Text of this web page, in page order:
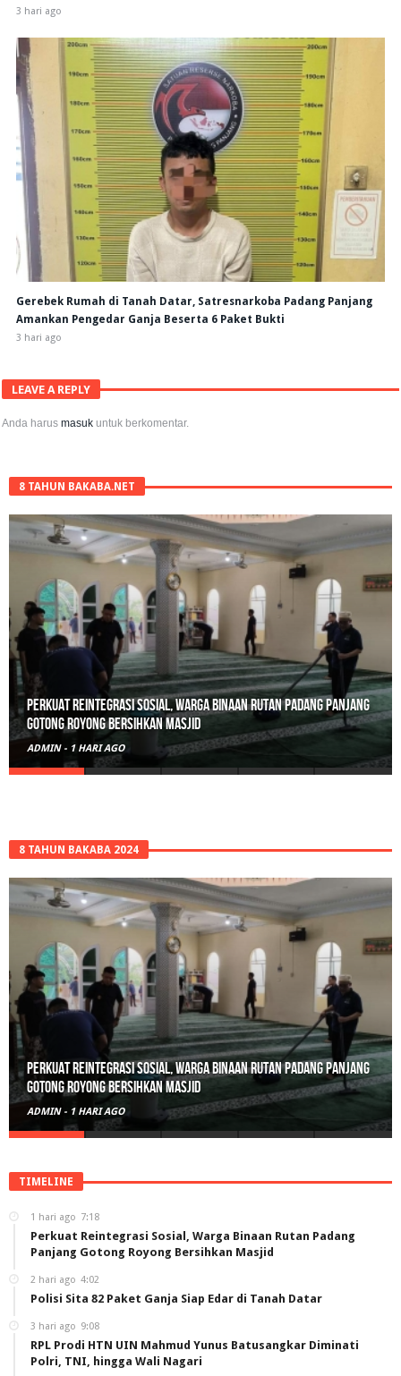
3 hari ago
Gerebek Rumah di Tanah Datar, Satresnarkoba Padang Panjang
Amankan Pengedar Ganja Beserta 6 Paket Bukti
3 hari ago
LEAVE A REPLY
Anda harusmasuk untuk berkomentar.
8 TAHUN BAKABA.NET
Polisi Sita 82 Paket Ganja Siap Edar di Tanah Datar
ADMIN - 2 HARI AGO
8 TAHUN BAKABA 2024
Polisi Sita 82 Paket Ganja Siap Edar di Tanah Datar
ADMIN - 2 HARI AGO
TIMELINE
1 hari ago 7:18
Perkuat Reintegrasi Sosial, Warga Binaan Rutan Padang
Panjang Gotong Royong Bersihkan Masjid
2 hari ago 4:02
Polisi Sita 82 Paket Ganja Siap Edar di Tanah Datar
3 hari ago 9:08
RPL Prodi HTN UIN Mahmud Yunus Batusangkar Diminati
Polri, TNI, hingga Wali Nagari